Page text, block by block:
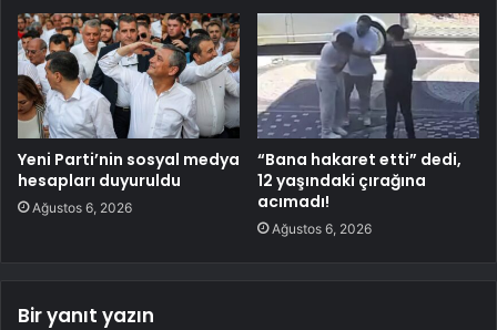
Yeni Parti’nin sosyal medya
hesapları duyuruldu
Ağustos 6, 2026
“Bana hakaret etti” dedi,
12 yaşındaki çırağına
acımadı!
Ağustos 6, 2026
Bir yanıt yazın